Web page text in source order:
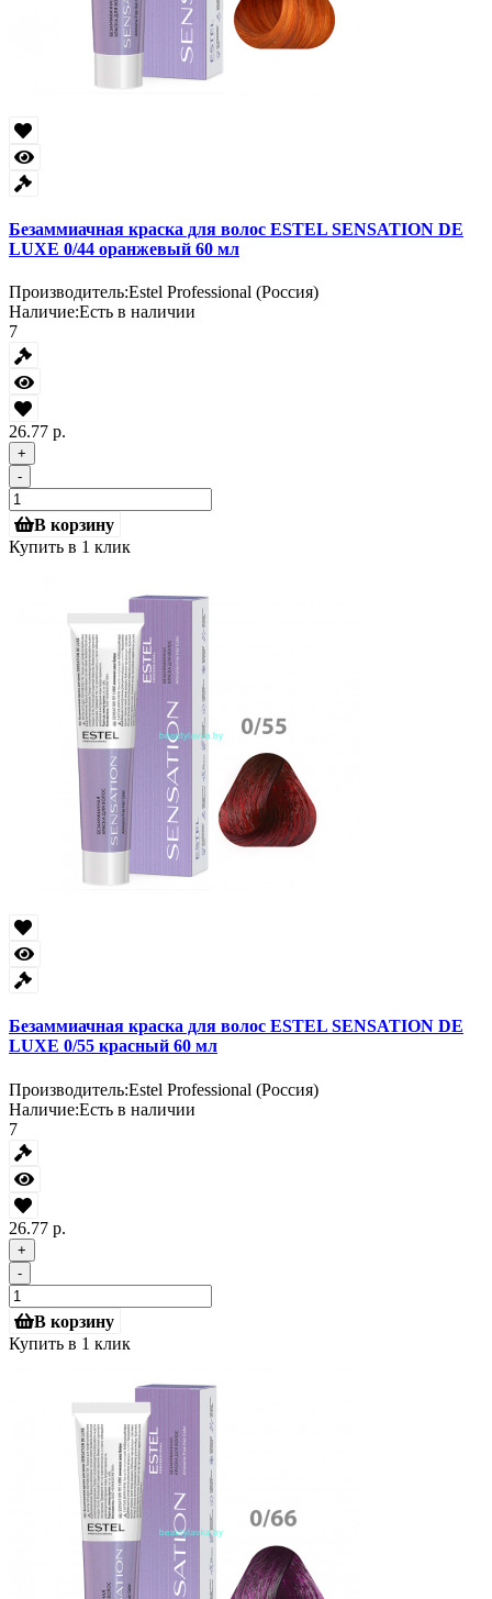
Безаммиачная краска для волос ESTEL SENSATION DE
LUXE 0/44 оранжевый 60 мл
Производитель:Estel Professional (Россия)
Наличие:Есть в наличии
7
26.77 р.
+
-
В корзину
Купить в 1 клик
Безаммиачная краска для волос ESTEL SENSATION DE
LUXE 0/55 красный 60 мл
Производитель:Estel Professional (Россия)
Наличие:Есть в наличии
7
26.77 р.
+
-
В корзину
Купить в 1 клик